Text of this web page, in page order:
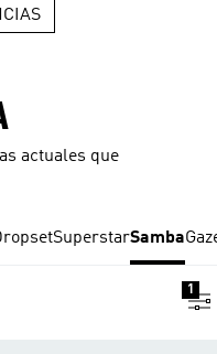
actuales que
SuperstarSamba
1